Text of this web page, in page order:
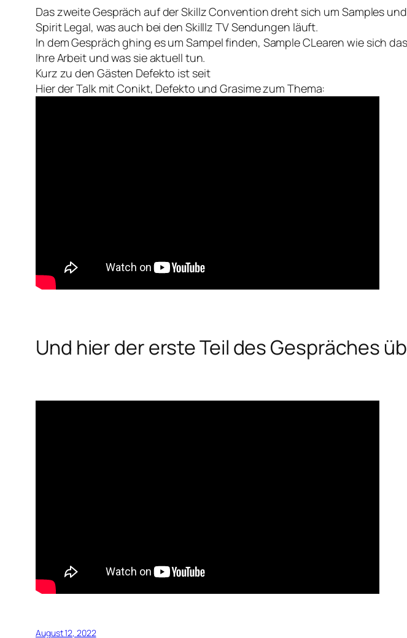
Das zweite Gespräch auf der Skillz Convention dreht sich um Samples
Spirit Legal, was auch bei den Skilllz TV Sendungen läuft.
In dem Gespräch ghing es um Sampel finden, Sample CLearen wie sich
Ihre Arbeit und was sie aktuell tun.
Kurz zu den Gästen Defekto ist seit
Hier der Talk mit Conikt, Defekto und Grasime zum Thema:
Und hier der erste Teil des Gespräches
August 12, 2022